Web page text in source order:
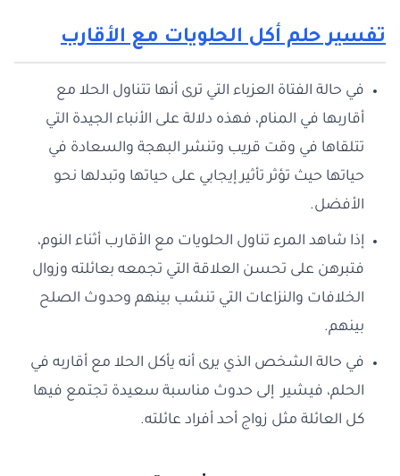
تفسير حلم أكل الحلويات مع الأقارب
في حالة الفتاة العزباء التي ترى أنها تتناول الحلا مع
أقاربها في المنام، فهذه دلالة على الأنباء الجيدة التي
تتلقاها في وقت قريب وتنشر البهجة والسعادة في
حياتها حيث تؤثر تأثير إيجابي على حياتها وتبدلها نحو
الأفضل.
إذا شاهد المرء تناول الحلويات مع الأقارب أثناء النوم،
فتبرهن على تحسن العلاقة التي تجمعه بعائلته وزوال
الخلافات والنزاعات التي تنشب بينهم وحدوث الصلح
بينهم.
في حالة الشخص الذي يرى أنه يأكل الحلا مع أقاربه في
الحلم، فيشير إلى حدوث مناسبة سعيدة تجتمع فيها
كل العائلة مثل زواج أحد أفراد عائلته.